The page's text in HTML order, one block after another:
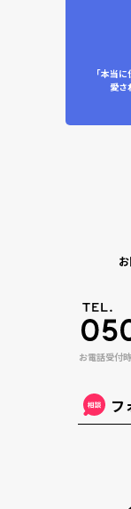
「本当
愛さ
お電話受付
フ